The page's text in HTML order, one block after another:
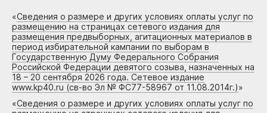
«Сведения о размере и других условиях оплаты услуг по
размещению на страницах сетевого издания для
размещения предвыборных, агитационных материалов в
период избирательной кампании по выборам в
Государственную Думу Федерального Собрания
Российской Федерации девятого созыва, назначенных на
18 – 20 сентября 2026 года. Сетевое издание
www.kp40.ru (св-во Эл № ФС77-58967 от 11.08.2014г.)»
«Сведения о размере и других условиях оплаты услуг по